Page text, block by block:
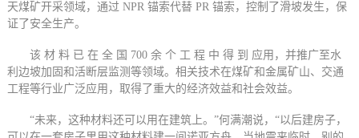
天煤矿开采领域，通过 NPR 锚索代替 PR 锚索，控制了滑坡发生，保
证了安全生产。
该 材 料 已 在 全 国 700 余 个 工 程 中 得 到 应用，并推广至水
利边坡加固和活断层监测等领域。相关技术在煤矿和金属矿山、交通
工程等行业广泛应用，取得了重大的经济效益和社会效益。
“未来，这种材料还可以用在建筑上。”何满潮说，“以后建房子，